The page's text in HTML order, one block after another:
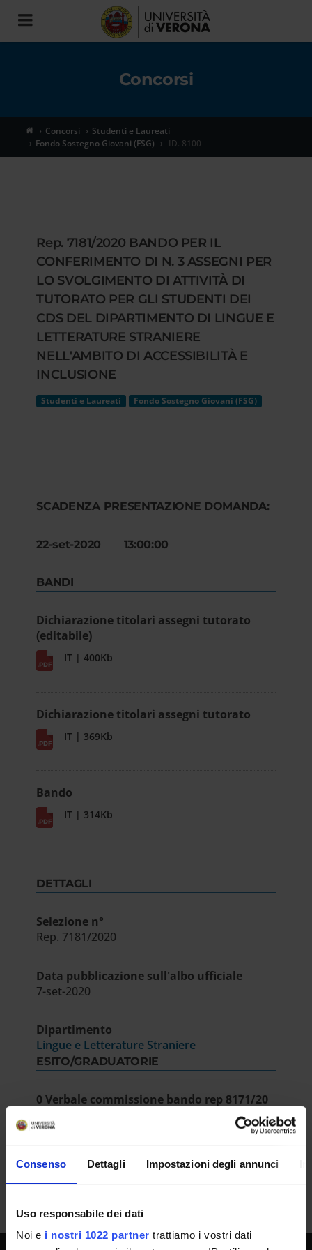
Consenso Dettagli Impostazioni degli annunci
Uso responsabile dei dati
Noi e i nostri 1022 partner trattiamo i vostri dati
Toggle
navigation
Concorsi
Concorsi
Studenti e Laureati
Fondo Sostegno Giovani (FSG)
ID. 8100
Rep. 7181/2020 BANDO PER IL
CONFERIMENTO DI N. 3 ASSEGNI PER
LO SVOLGIMENTO DI ATTIVITÀ DI
TUTORATO PER GLI STUDENTI DEI
CDS DEL DIPARTIMENTO DI LINGUE E
LETTERATURE STRANIERE
NELL'AMBITO DI ACCESSIBILITÀ E
INCLUSIONE
Studenti e Laureati Fondo Sostegno Giovani (FSG)
SCADENZA PRESENTAZIONE DOMANDA:
22-set-2020 13:00:00
BANDI
Dichiarazione titolari assegni tutorato
(editabile)
IT | 400Kb
Dichiarazione titolari assegni tutorato
IT | 369Kb
Bando
IT | 314Kb
DETTAGLI
Selezione n°
Rep. 7181/2020
Data pubblicazione sull'albo ufficiale
7-set-2020
Dipartimento
Lingue e Letterature Straniere
ESITO/GRADUATORIE
0 Verbale commissione bando rep 8171/20